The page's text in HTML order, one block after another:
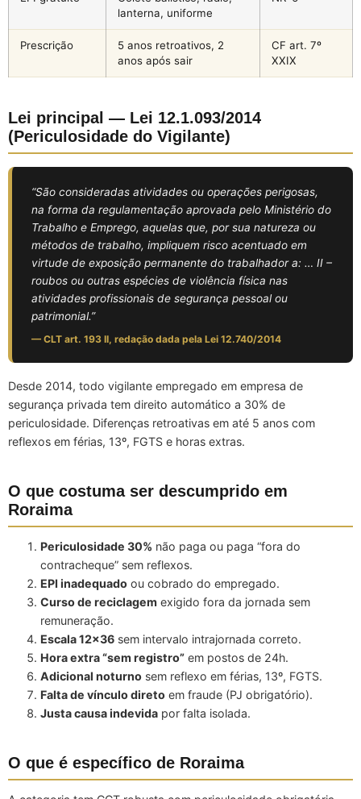
lanterna, uniforme
Prescrição
5 anos retroativos, 2
anos após sair
CF art. 7º
XXIX
Lei principal — Lei 12.1.093/2014
(Periculosidade do Vigilante)
“São consideradas atividades ou operações perigosas,
na forma da regulamentação aprovada pelo Ministério do
Trabalho e Emprego, aquelas que, por sua natureza ou
métodos de trabalho, impliquem risco acentuado em
virtude de exposição permanente do trabalhador a: … II –
roubos ou outras espécies de violência física nas
atividades profissionais de segurança pessoal ou
patrimonial.”
— CLT art. 193 II, redação dada pela Lei 12.740/2014
Desde 2014, todo vigilante empregado em empresa de
segurança privada tem direito automático a 30% de
periculosidade. Diferenças retroativas em até 5 anos com
reflexos em férias, 13º, FGTS e horas extras.
O que costuma ser descumprido em
Roraima
Periculosidade 30% não paga ou paga “fora do
contracheque” sem reflexos.
EPI inadequado ou cobrado do empregado.
Curso de reciclagem exigido fora da jornada sem
remuneração.
Escala 12×36 sem intervalo intrajornada correto.
Hora extra “sem registro” em postos de 24h.
Adicional noturno sem reflexo em férias, 13º, FGTS.
Falta de vínculo direto em fraude (PJ obrigatório).
Justa causa indevida por falta isolada.
O que é específico de Roraima